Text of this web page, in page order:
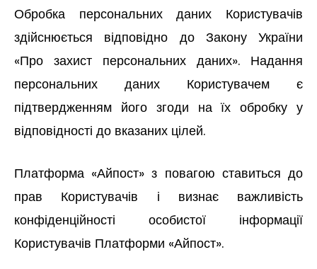
Обробка персональних даних Користувачів
здійснюється відповідно до Закону України
«Про захист персональних даних». Надання
персональних даних Користувачем є
підтвердженням його згоди на їх обробку у
відповідності до вказаних цілей.
Платформа «Айпост» з повагою ставиться до
прав Користувачів і визнає важливість
конфіденційності особистої інформації
Користувачів Платформи «Айпост».